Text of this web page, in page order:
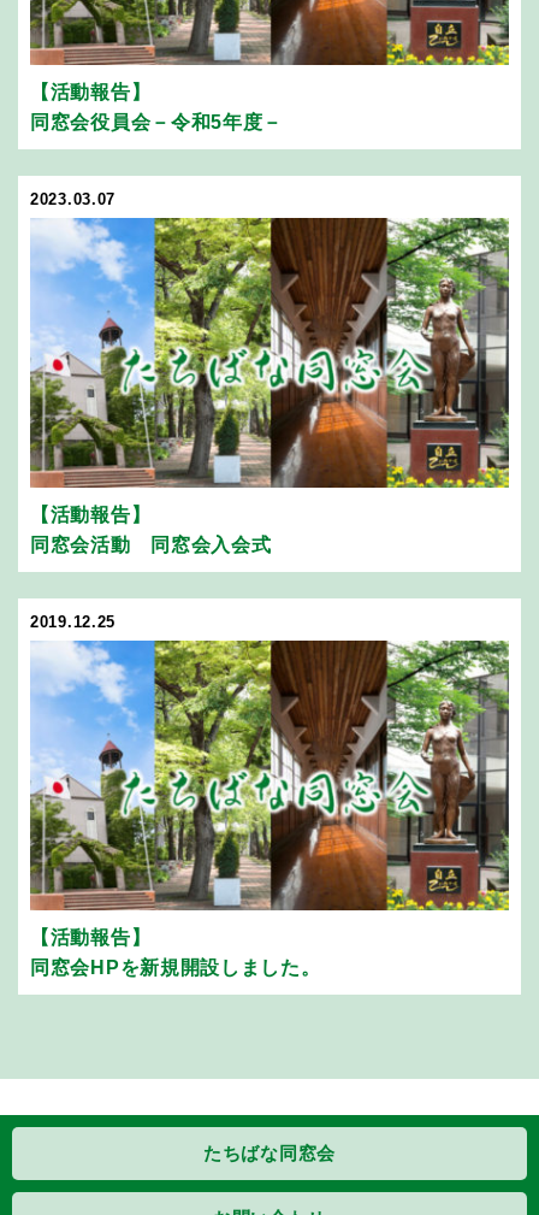
【活動報告】
同窓会役員会－令和5年度－
2023.03.07
【活動報告】
同窓会活動 同窓会入会式
2019.12.25
【活動報告】
同窓会HPを新規開設しました。
たちばな同窓会